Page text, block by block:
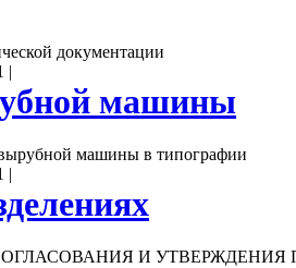
документации
|
машины
машины в типографии
|
СОГЛАСОВАНИЯ И